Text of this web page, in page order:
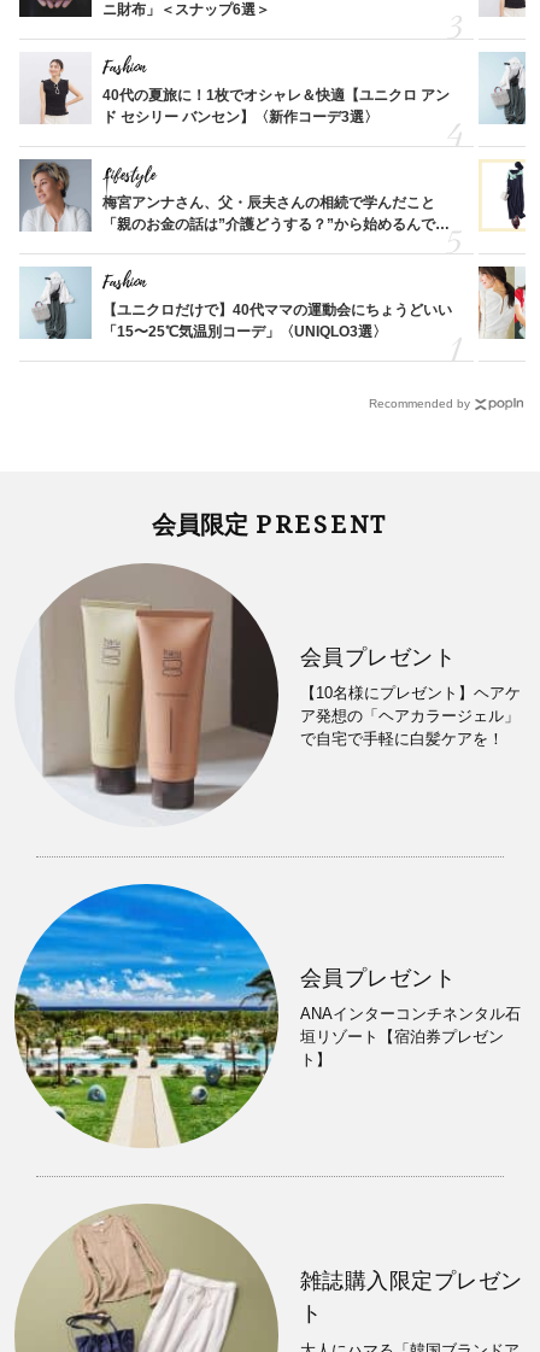
ニ財布」＜スナップ6選＞
Fashion
40代の夏旅に！1枚でオシャレ＆快適【ユニクロ アン
ド セシリー バンセン】〈新作コーデ3選〉
Lifestyle
梅宮アンナさん、父・辰夫さんの相続で学んだこと
「親のお金の話は”介護どうする？”から始めるんで
Fashion
【ユニクロだけで】40代ママの運動会にちょうどいい
「15〜25℃気温別コーデ」〈UNIQLO3選〉
Recommended by
会員限定 PRESENT
会員プレゼント
【10名様にプレゼント】ヘアケ
ア発想の「ヘアカラージェル」
で自宅で手軽に白髪ケアを！
会員プレゼント
ANAインターコンチネンタル石
垣リゾート【宿泊券プレゼン
ト】
雑誌購入限定プレゼン
ト